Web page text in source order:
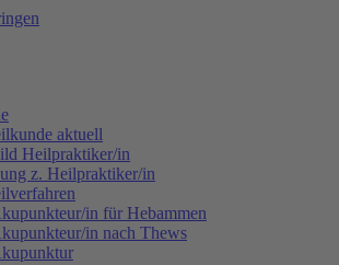
aktuell
Heilpraktiker/in
z. Heilpraktiker/in
in für Hebammen
in nach Thews